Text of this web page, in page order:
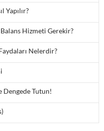
Yapılır?
Hizmeti Gerekir?
Nelerdir?
Dengede Tutun!